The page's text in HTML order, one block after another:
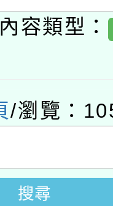
會函釋公
申請許可
利署委託
及節水達
福系列
景藝術
容類型：
/瀏覽：
搜尋